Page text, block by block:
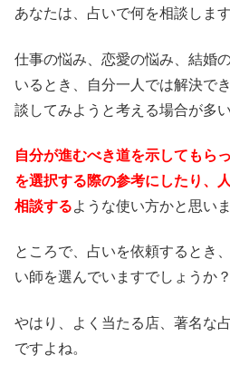
あなたは、占いで何を相談しま
仕事の悩み、恋愛の悩み、結婚
いるとき、自分一人では解決で
談してみようと考える場合が多
自分が進むべき道を示してもら
を選択する際の参考にしたり、
相談するような使い方かと思いま
ところで、占いを依頼するとき
い師を選んでいますでしょうか？
やはり、よく当たる店、著名な
ですよね。